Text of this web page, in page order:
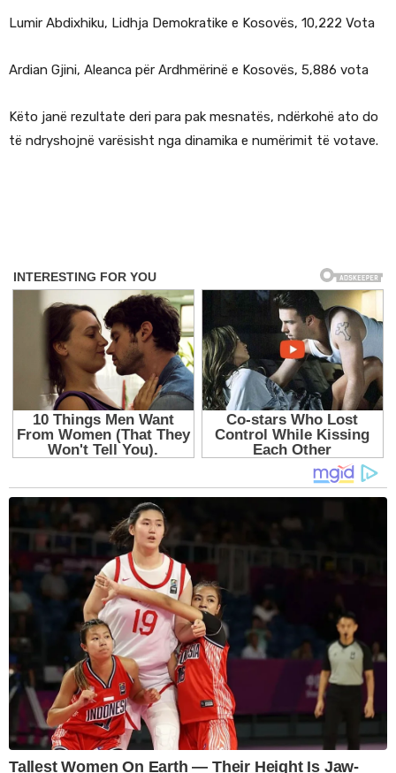
Lumir Abdixhiku, Lidhja Demokratike e Kosovës, 10,222 Vota
Ardian Gjini, Aleanca për Ardhmërinë e Kosovës, 5,886 vota
Këto janë rezultate deri para pak mesnatës, ndërkohë ato do
të ndryshojnë varësisht nga dinamika e numërimit të votave.